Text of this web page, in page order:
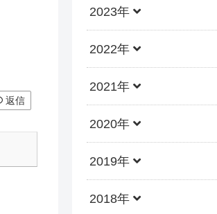
返信
2023年
2022年
2021年
2020年
2019年
2018年